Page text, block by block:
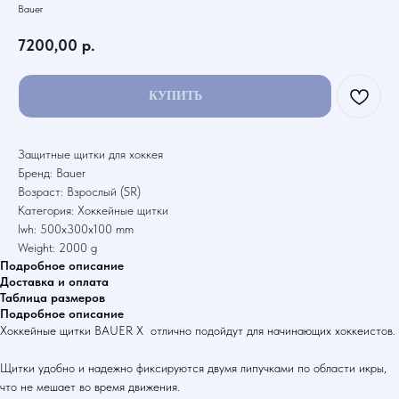
Bauer
7200,00 р.
КУПИТЬ
Защитные щитки для хоккея
Бренд: Bauer
Возраст: Взрослый (SR)
Категория: Хоккейные щитки
lwh: 500x300x100 mm
Weight: 2000 g
Подробное описание
Доставка и оплата
Таблица размеров
Подробное описание
Хоккейные щитки BAUER X отлично подойдут для начинающих хоккеистов.
Щитки удобно и надежно фиксируются двумя липучками по области икры,
что не мешает во время движения.